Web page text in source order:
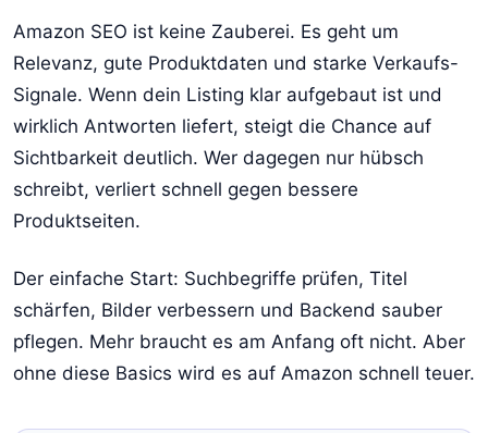
Amazon SEO ist keine Zauberei. Es geht um
Relevanz, gute Produktdaten und starke Verkaufs-
Signale. Wenn dein Listing klar aufgebaut ist und
wirklich Antworten liefert, steigt die Chance auf
Sichtbarkeit deutlich. Wer dagegen nur hübsch
schreibt, verliert schnell gegen bessere
Produktseiten.
Der einfache Start: Suchbegriffe prüfen, Titel
schärfen, Bilder verbessern und Backend sauber
pflegen. Mehr braucht es am Anfang oft nicht. Aber
ohne diese Basics wird es auf Amazon schnell teuer.